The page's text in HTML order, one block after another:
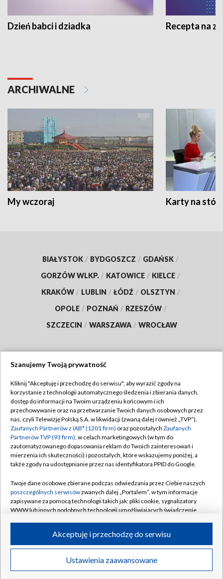
Dzień babci i dziadka Recepta na
ARCHIWALNE
My wczoraj Karty na
BIAŁYSTOK / BYDGOSZCZ / GDAŃSK /
GORZÓW WLKP. / KATOWICE / KIELCE /
KRAKÓW / LUBLIN / ŁÓDŹ / OLSZTYN /
OPOLE / POZNAŃ / RZESZÓW /
SZCZECIN / WARSZAWA / WROCŁAW
TVP
Abonament TVP
Emisja w TVP
Centrum informacji TVP
Naziemna Telewizja Cyfrowa
Rada Programowa
System NOS
Informacje o nadawcy
Program dla prasy
Ogłoszenie przetargowe
Regulamin TVP
Polityka prywatności
Moje zgody
Pomoc
Kontakt
Kanały
©2026 Telewizja Polska S.A. w likwidacji
Szanujemy Twoją prywatność
Kliknij "Akceptuję i przechodzę do serwisu", aby wyrazić zgody na
korzystanie z technologii automatycznego śledzenia i zbierania danych,
dostęp do informacji na Twoim urządzeniu końcowym i ich
przechowywanie oraz na przetwarzanie Twoich danych osobowych przez
nas, czyli Telewizję Polską S.A. w likwidacji (zwaną dalej również „TVP”),
Zaufanych Partnerów z IAB* (1201 firm) oraz pozostałych Zaufanych
Partnerów TVP (93 firm), w celach marketingowych (w tym do
zautomatyzowanego dopasowania reklam do Twoich zainteresowań i
mierzenia ich skuteczności) i pozostałych, które wskazujemy poniżej, a
także zgody na udostępnianie przez nas identyfikatora PPID do Google.
Twoje dane osobowe zbierane podczas odwiedzania przez Ciebie naszych
poszczególnych serwisówzwanych dalej „Portalem”, w tym informacje
zapisywane za pomocą technologii takich jak: pliki cookie, sygnalizatory
WWW lub innych podobnych technologii umożliwiających świadczenie
ruchu w Internecie.
Twoje dane osobowe zbierane podczas odwiedzania przez Ciebie
poszczególnych serwisówna Portalu, takie jak adresy IP, identyfikatory
Ustawienia zaawansowane
Akceptuję i przechodzę do serwisu